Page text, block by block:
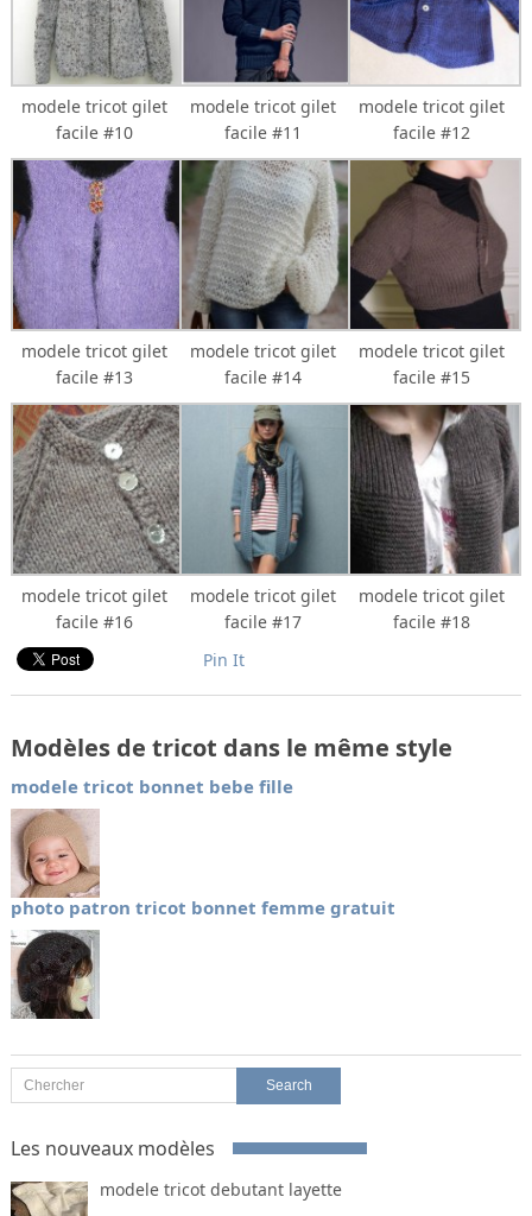
modele tricot gilet
facile #10
modele tricot gilet
facile #11
modele tricot gilet
facile #12
modele tricot gilet
facile #13
modele tricot gilet
facile #14
modele tricot gilet
facile #15
modele tricot gilet
facile #16
modele tricot gilet
facile #17
modele tricot gilet
facile #18
Pin It
Modèles de tricot dans le même style
modele tricot bonnet bebe fille
photo patron tricot bonnet femme gratuit
Les nouveaux modèles
modele tricot debutant layette